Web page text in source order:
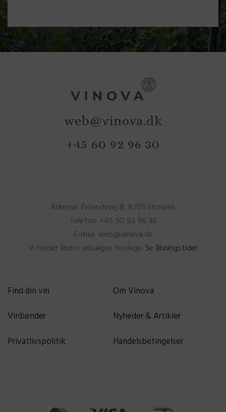
web@vinova.dk
+45 60 92 96 30
Adresse: Finlandsvej 8, 8700 Horsens
Telefon: +45 60 92 96 30
E-mail: web@vinova.dk
Vi holder åbent udvalgte fredage: Se åbningstider
Find din vin
Om Vinova
Vinbønder
Nyheder & Artikler
Privatlivspolitik
Handelsbetingelser